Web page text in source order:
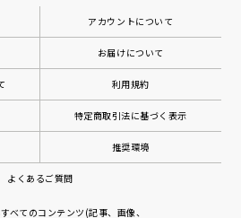
アカウントについて
お届けについて
利用規約
特定商取引法に基づく表示
推奨環境
よくあるご質問
べてのコンテンツ(記事、画像、